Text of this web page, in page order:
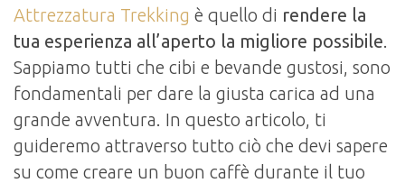
Attrezzatura Trekking è quello di rendere la
tua esperienza all’aperto la migliore possibile.
Sappiamo tutti che cibi e bevande gustosi, sono
fondamentali per dare la giusta carica ad una
grande avventura. In questo articolo, ti
guideremo attraverso tutto ciò che devi sapere
su come creare un buon caffè durante il tuo